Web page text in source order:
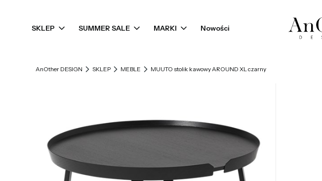
SKLEP SUMMER SALE MARKI Nowości
AnOther DESIGN SKLEP MEBLE MUUTO stolik kawowy AROUND XL czarny